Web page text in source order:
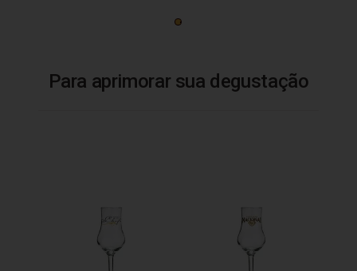
Para aprimorar sua degustação